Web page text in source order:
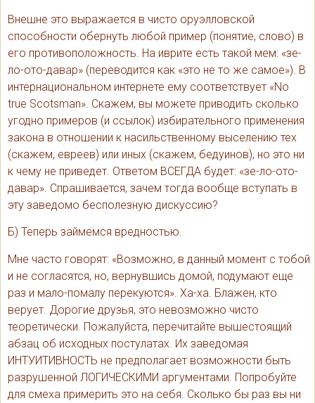
Внешне это выражается в чисто оруэлловской
способности обернуть любой пример (понятие, слово) в
его противоположность. На иврите есть такой мем: «зе-
ло-ото-давар» (переводится как «это не то же самое»). В
интернациональном интернете ему соответствует «No
true Scotsman». Скажем, вы можете приводить сколько
угодно примеров (и ссылок) избирательного применения
закона в отношении к насильственному выселению тех
(скажем, евреев) или иных (скажем, бедуинов), но это ни
к чему не приведет. Ответом ВСЕГДА будет: «зе-ло-ото-
давар». Спрашивается, зачем тогда вообще вступать в
эту заведомо бесполезную дискуссию?
Б) Теперь займемся вредностью.
Мне часто говорят: «Возможно, в данный момент с тобой
и не согласятся, но, вернувшись домой, подумают еще
раз и мало-помалу перекуются». Ха-ха. Блажен, кто
верует. Дорогие друзья, это невозможно чисто
теоретически. Пожалуйста, перечитайте вышестоящий
абзац об исходных постулатах. Их заведомая
ИНТУИТИВНОСТЬ не предполагает возможности быть
разрушенной ЛОГИЧЕСКИМИ аргументами. Попробуйте
для смеха примерить это на себя. Сколько бы раз вы ни